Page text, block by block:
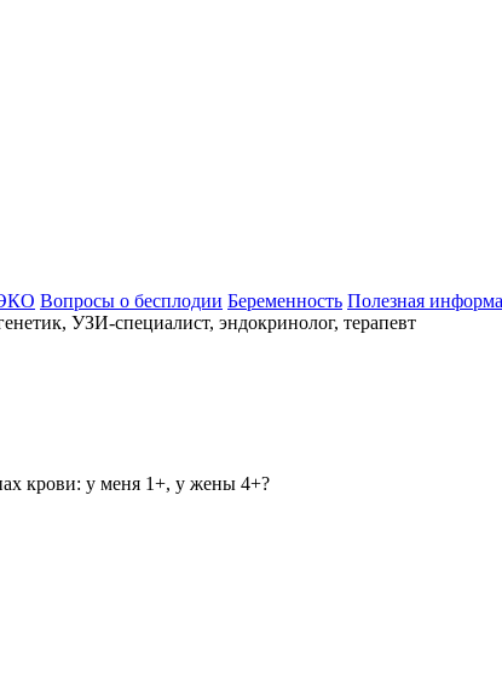
Вопросы о бесплодии Беременность Полезная
УЗИ-специалист, эндокринолог, терапевт
крови: у меня 1+, у жены 4+?